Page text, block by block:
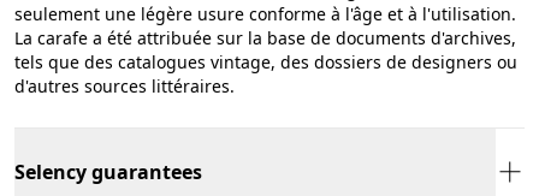
seulement une légère usure conforme à l'âge et à l'utilisation.
La carafe a été attribuée sur la base de documents d'archives,
tels que des catalogues vintage, des dossiers de designers ou
d'autres sources littéraires.
Selency guarantees